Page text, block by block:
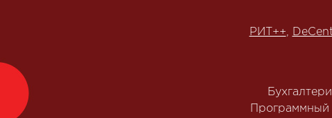
РИТ++,
Программный